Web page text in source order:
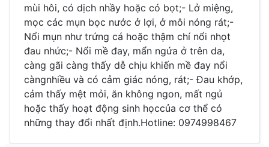
mùi hôi, có dịch nhầy hoặc có bọt;- Lở miệng,
mọc các mụn bọc nước ở lợi, ở môi nóng rát;-
Nổi mụn như trứng cá hoặc thậm chí nổi nhọt
đau nhức;- Nổi mề đay, mẩn ngứa ở trên da,
càng gãi càng thấy dễ chịu khiến mề đay nổi
càngnhiều và có cảm giác nóng, rát;- Đau khớp,
cảm thấy mệt mỏi, ăn không ngon, mất ngủ
hoặc thấy hoạt động sinh họccủa cơ thể có
những thay đổi nhất định.Hotline: 0974998467